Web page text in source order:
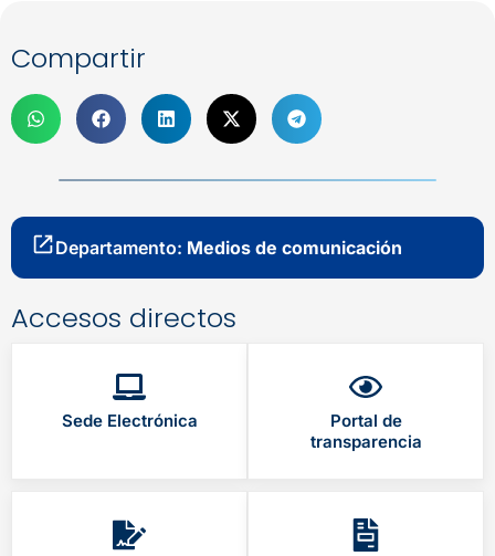
Compartir
Departamento: Medios de comunicación
Accesos directos
Sede Electrónica
Portal de
transparencia